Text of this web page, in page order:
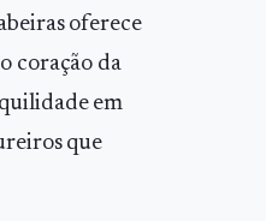
oferece
coração da
em
que